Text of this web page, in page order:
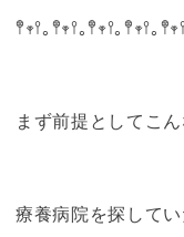
𖤣𖥧𖥣｡𖤣𖥧𖥣｡‪𖤣𖥧𖥣｡𖤣𖥧𖥣｡‪
まず前提としてこ
療養病院を探して